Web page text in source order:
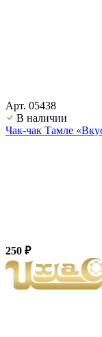
Арт. 05438
В наличии
Чак-чак Тамле
250 ₽